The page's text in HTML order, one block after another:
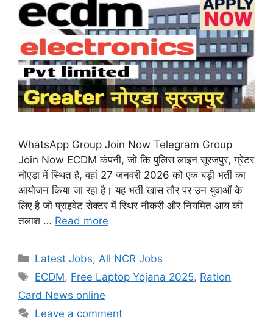
WhatsApp Group Join Now Telegram Group
Join Now ECDM कंपनी, जो कि पुलिस लाइन सूरजपुर, ग्रेटर
नोएडा में स्थित है, वहां 27 जनवरी 2026 को एक बड़ी भर्ती का
आयोजन किया जा रहा है। यह भर्ती खास तौर पर उन युवाओं के
लिए है जो प्राइवेट सेक्टर में स्थिर नौकरी और नियमित आय की
तलाश … Read more
Categories
Latest Jobs,All NCR Jobs
Tags
ECDM, Free Laptop Yojana 2025, Ration
Card News online
Leave a comment